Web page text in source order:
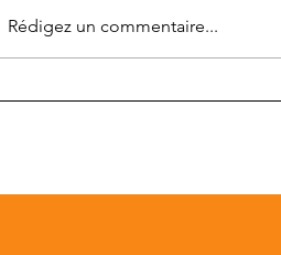
Rédigez un commentaire...